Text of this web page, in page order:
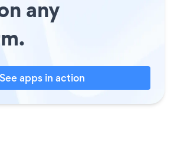
any
See apps in action